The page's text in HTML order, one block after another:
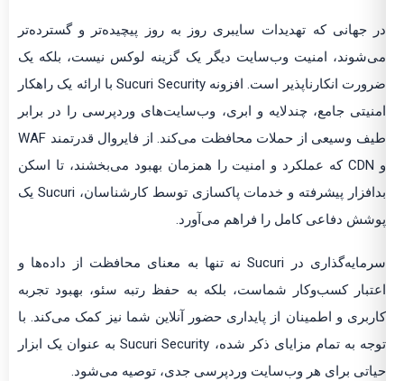
در جهانی که تهدیدات سایبری روز به روز پیچیده‌تر و گسترده‌تر
می‌شوند، امنیت وب‌سایت دیگر یک گزینه لوکس نیست، بلکه یک
ضرورت انکارناپذیر است. افزونه Sucuri Security با ارائه یک راهکار
امنیتی جامع، چندلایه و ابری، وب‌سایت‌های وردپرسی را در برابر
طیف وسیعی از حملات محافظت می‌کند. از فایروال قدرتمند WAF
و CDN که عملکرد و امنیت را همزمان بهبود می‌بخشند، تا اسکن
بدافزار پیشرفته و خدمات پاکسازی توسط کارشناسان، Sucuri یک
پوشش دفاعی کامل را فراهم می‌آورد.
سرمایه‌گذاری در Sucuri نه تنها به معنای محافظت از داده‌ها و
اعتبار کسب‌وکار شماست، بلکه به حفظ رتبه سئو، بهبود تجربه
کاربری و اطمینان از پایداری حضور آنلاین شما نیز کمک می‌کند. با
توجه به تمام مزایای ذکر شده، Sucuri Security به عنوان یک ابزار
حیاتی برای هر وب‌سایت وردپرسی جدی، توصیه می‌شود.